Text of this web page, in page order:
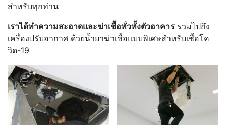
สำหรับทุกท่าน
เราได้ทำความสะอาดและฆ่าเชื้อทั่วทั้งตัวอาคาร รวมไปถึง
เครื่องปรับอากาศ ด้วยน้ำยาฆ่าเชื้อแบบพิเศษสำหรับเชื้อโค
วิด-19